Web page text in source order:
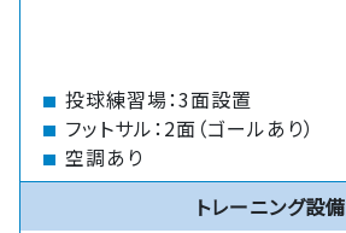
投球練習場：3面設置
フットサル：2面（ゴールあり）
空調あり
トレーニング設備